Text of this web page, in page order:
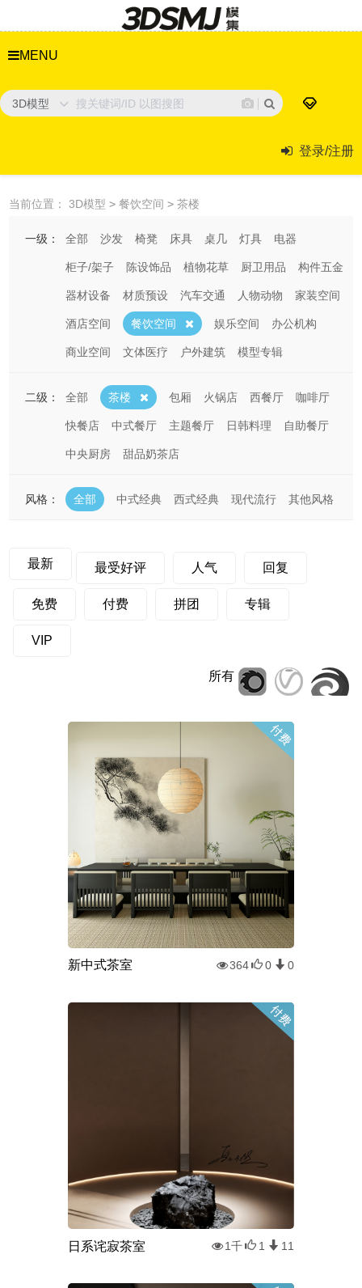
MENU
3D模型
登录/注册
当前位置： 3D模型 > 餐饮空间 > 茶楼
一级： 全部 沙发 椅凳 床具 桌几 灯具 电器
柜子/架子 陈设饰品 植物花草 厨卫用品 构件五金
器材设备 材质预设 汽车交通 人物动物 家装空间
酒店空间 餐饮空间 娱乐空间 办公机构
商业空间 文体医疗 户外建筑 模型专辑
二级： 全部 茶楼 包厢 火锅店 西餐厅 咖啡厅
快餐店 中式餐厅 主题餐厅 日韩料理 自助餐厅
中央厨房 甜品奶茶店
风格： 全部 中式经典 西式经典 现代流行 其他风格
最新 最受好评 人气 回复
免费 付费 拼团 专辑
VIP
所有
新中式茶室 364 0 0
日系诧寂茶室 1千 1 11